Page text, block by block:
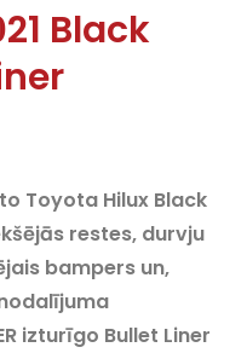
Black
Toyota Hilux Black
restes, durvju
bampers un,
izturīgo Bullet Liner